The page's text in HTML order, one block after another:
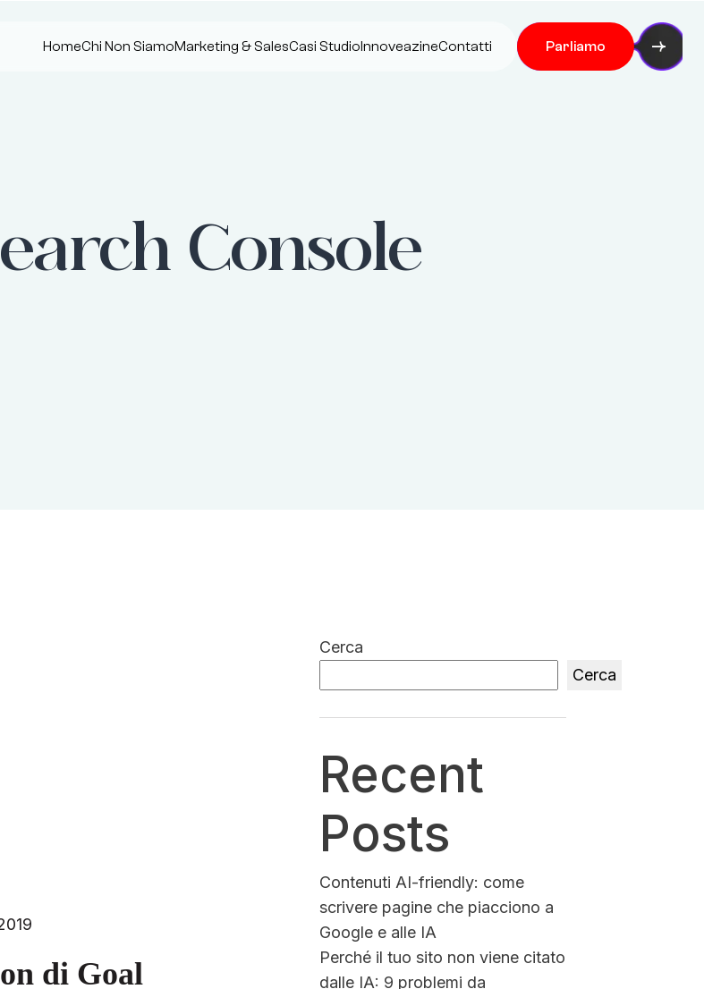
HomeChi Non SiamoMarketing & SalesCasi StudioInnoveazineContatti Parliamo
Console
di Goal
Cerca
Cerca
Recent
Posts
Contenuti AI-friendly: come
scrivere pagine che piacciono a
Google e alle IA
Perché il tuo sito non viene citato
dalle IA: 9 problemi da